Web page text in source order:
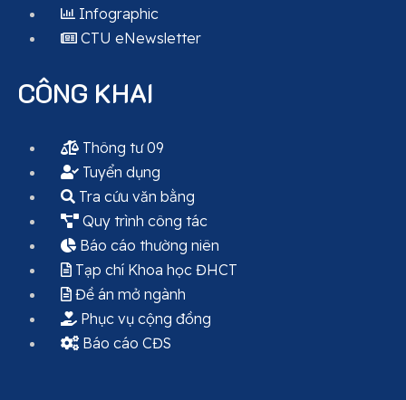
Infographic
CTU eNewsletter
CÔNG KHAI
Thông tư 09
Tuyển dụng
Tra cứu văn bằng
Quy trình công tác
Báo cáo thường niên
Tạp chí Khoa học ĐHCT
Đề án mở ngành
Phục vụ cộng đồng
Báo cáo CĐS